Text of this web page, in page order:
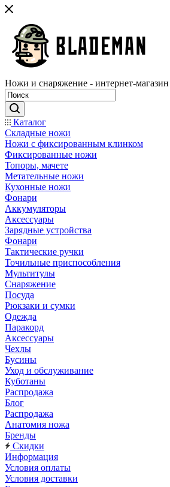
Ножи и снаряжение - интернет-магазин
Каталог
Складные ножи
Ножи с фиксированным клинком
Фиксированные ножи
Топоры, мачете
Метательные ножи
Кухонные ножи
Фонари
Аккумуляторы
Аксессуары
Зарядные устройства
Фонари
Тактические ручки
Точильные приспособления
Мультитулы
Снаряжение
Посуда
Рюкзаки и сумки
Одежда
Паракорд
Аксессуары
Чехлы
Бусины
Уход и обслуживание
Куботаны
Распродажа
Блог
Распродажа
Анатомия ножа
Бренды
Скидки
Информация
Условия оплаты
Условия доставки